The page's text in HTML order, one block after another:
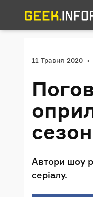
11 Травня 2020
Автори шоу
серіалу.